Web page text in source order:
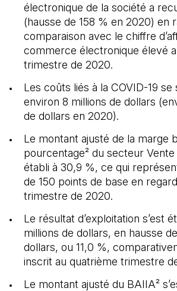
électronique de la société a
(hausse de 158 % en 2020) en
comparaison avec le chiffre
commerce électronique élevé
trimestre de 2020.
Les coûts liés à la COVID-19
environ 8 millions de dollars
de dollars en 2020).
Le montant ajusté de la marge
pourcentage² du secteur Vente
établi à 30,9 %, ce qui
de 150 points de base en
trimestre de 2020.
Le résultat d’exploitation s’est
millions de dollars, en hausse
dollars, ou 11,0 %,
inscrit au quatrième trimestre
Le montant ajusté du BAIIA²